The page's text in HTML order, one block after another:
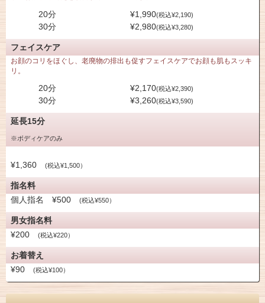
20分 ¥1,990(税込¥2,190)
30分 ¥2,980(税込¥3,280)
フェイスケア
お顔のコリをほぐし、老廃物の排出も促すフェイスケアでお顔も肌もスッキ
リ。
20分 ¥2,170(税込¥2,390)
30分 ¥3,260(税込¥3,590)
延長15分
※ボディケアのみ
¥1,360 (税込¥1,500）
指名料
個人指名 ¥500
(税込¥550）
男女指名料
¥200
(税込¥220）
お着替え
¥90
(税込¥100）